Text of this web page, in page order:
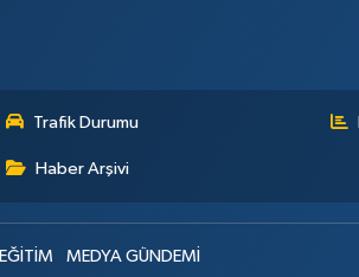
Trafik Durumu
Haber Arşivi
EĞİTİM MEDYA GÜNDEMİ